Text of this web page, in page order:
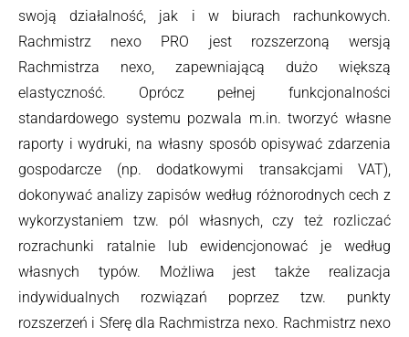
swoją działalność, jak i w biurach rachunkowych.
Rachmistrz nexo PRO jest rozszerzoną wersją
Rachmistrza nexo, zapewniającą dużo większą
elastyczność. Oprócz pełnej funkcjonalności
standardowego systemu pozwala m.in. tworzyć własne
raporty i wydruki, na własny sposób opisywać zdarzenia
gospodarcze (np. dodatkowymi transakcjami VAT),
dokonywać analizy zapisów według różnorodnych cech z
wykorzystaniem tzw. pól własnych, czy też rozliczać
rozrachunki ratalnie lub ewidencjonować je według
własnych typów. Możliwa jest także realizacja
indywidualnych rozwiązań poprzez tzw. punkty
rozszerzeń i Sferę dla Rachmistrza nexo. Rachmistrz nexo